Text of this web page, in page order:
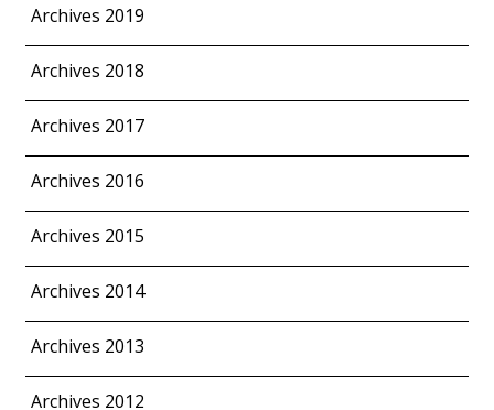
Archives 2019
Archives 2018
Archives 2017
Archives 2016
Archives 2015
Archives 2014
Archives 2013
Archives 2012